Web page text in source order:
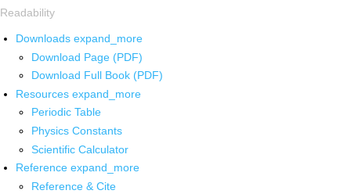
Readability
Downloads expand_more
Download Page (PDF)
Download Full Book (PDF)
Resources expand_more
Periodic Table
Physics Constants
Scientific Calculator
Reference expand_more
Reference & Cite